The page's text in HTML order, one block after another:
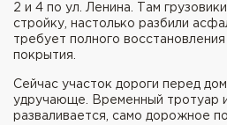
2 и 4 по ул. Ленина. Там
стройку, настолько разбили
требует полного
покрытия.
Сейчас участок дороги перед
удручающе. Временный тротуар
разваливается, само дорожное